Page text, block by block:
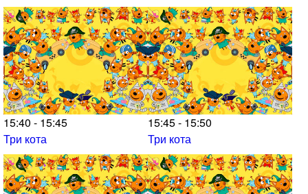
15:40 - 15:45
Три кота
15:45 - 15:50
Три кота